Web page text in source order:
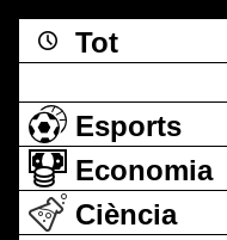
Tot
Esports
Economia
Ciència